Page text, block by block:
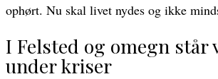
ophørt. Nu skal livet nydes og ikke
I Felsted og omegn står
under kriser